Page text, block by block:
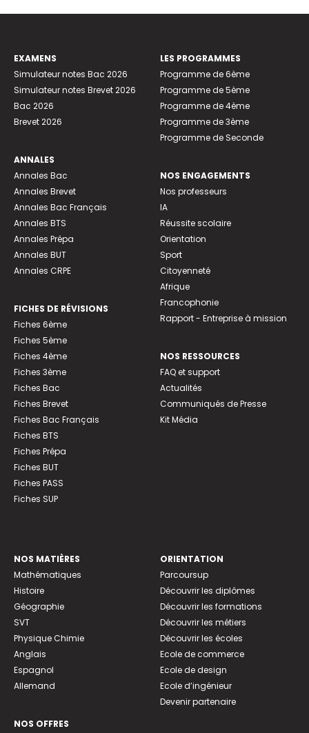
EXAMENS
Simulateur notes Bac 2026
Simulateur notes Brevet 2026
Bac 2026
Brevet 2026
ANNALES
Annales Bac
Annales Brevet
Annales Bac Français
Annales BTS
Annales Prépa
Annales BUT
Annales CRPE
FICHES DE RÉVISIONS
Fiches 6ème
Fiches 5ème
Fiches 4ème
Fiches 3ème
Fiches Bac
Fiches Brevet
Fiches Bac Français
Fiches BTS
Fiches Prépa
Fiches BUT
Fiches PASS
Fiches SUP
LES PROGRAMMES
Programme de 6ème
Programme de 5ème
Programme de 4ème
Programme de 3ème
Programme de Seconde
NOS ENGAGEMENTS
Nos professeurs
IA
Réussite scolaire
Orientation
Sport
Citoyenneté
Afrique
Francophonie
Rapport - Entreprise à mission
NOS RESSOURCES
FAQ et support
Actualités
Communiqués de Presse
Kit Média
NOS MATIÈRES
Mathématiques
Histoire
Géographie
SVT
Physique Chimie
Anglais
Espagnol
Allemand
NOS OFFRES
ORIENTATION
Parcoursup
Découvrir les diplômes
Découvrir les formations
Découvrir les métiers
Découvrir les écoles
Ecole de commerce
Ecole de design
Ecole d’ingénieur
Devenir partenaire